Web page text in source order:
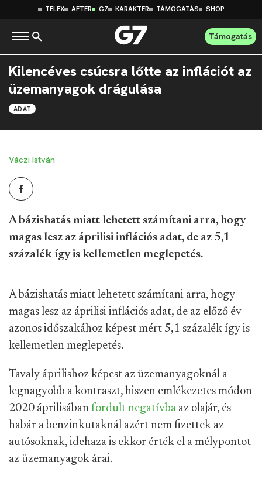
TELEX AFTER G7 KARAKTER TÁMOGATÁS SHOP
Támogatás
Kilencéves csúcsra lőtte az inflációt az
üzemanyagok drágulása
ADAT
Váczi István
A bázishatás miatt lehetett számítani arra, hogy
magas lesz az áprilisi inflációs adat, de az 5,1
százalék így is kellemetlen meglepetés.
A bázishatás miatt lehetett számítani arra, hogy
magas lesz az áprilisi inflációs adat, de az előző év
azonos időszakához képest mért 5,1 százalék így is
kellemetlen meglepetés.
Tavaly áprilishoz képest az üzemanyagoknál a
legnagyobb a kontraszt, hiszen emlékezetes módon
2020 áprilisában fordult negatívba az olajár, és
habár a benzinkutaknál azért nem fizettek az
autósoknak, idehaza is ekkor érték el a mélypontot
az üzemanyagok árai.